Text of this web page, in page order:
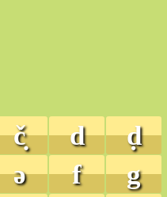
č̣ d
ḍ
ə f
g